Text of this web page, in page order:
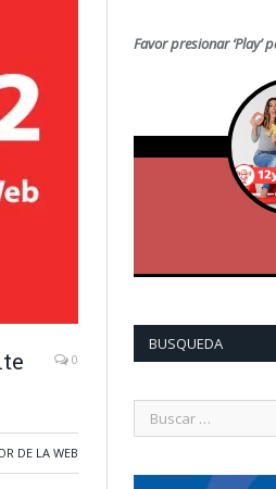
0
DE LA WEB
Favor presionar ‘Play’
BUSQUEDA